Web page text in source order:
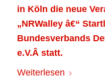
in Köln die neue
„NRWalley â€“
Bundesverbands
e.V.Â statt.
Weiterlesen